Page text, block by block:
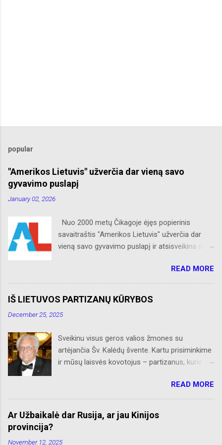
popular
"Amerikos Lietuvis" užverčia dar vieną savo
gyvavimo puslapį
January 02, 2026
Nuo 2000 metų Čikagoje ėjęs popierinis
savaitraštis "Amerikos Lietuvis" užverčia dar
vieną savo gyvavimo puslapį ir atsisveikina su
skelbtų AL naujienų apie Amerikos lietuvių
veiklą, Albino Hofmano apžvalgų, trumpų žinių
apie Čikagą bei jos priemiesčius. Dėkojame
savo seniems ir neseniai prie AL
prisijungusiems skaitytojams. Ačiū už palaikymą
READ MORE
IŠ LIETUVOS PARTIZANŲ KŪRYBOS
December 25, 2025
Sveikinu visus geros valios žmones su
artėjančia Šv. Kalėdų švente. Kartu prisiminkime
ir mūsų laisvės kovotojus – partizanus, kurie
turtą – gyvybes. Kiti, gyvi paimti nelaisvėn,
tempė Rusijos Sibiro platybėse katorgos vergiją.
Retas kuris grįžo, sveikatą praradęs, bet
nepalūžęs dvasioje, į Nepriklausomą Lietuvą.
READ MORE
Ar Užbaikalė dar Rusija, ar jau Kinijos
provincija?
November 12, 2025